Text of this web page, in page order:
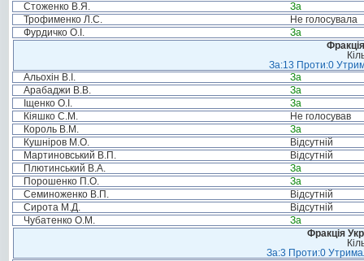
Стоженко В.Я.
За
Трофименко Л.С.
Не голосувала
Фурдичко О.І.
За
За:13 Проти:0
Альохін В.І.
За
Арабаджи В.В.
За
Іщенко О.І.
За
Кіяшко С.М.
Не голосував
Король В.М.
За
Кушніров М.О.
Відсутній
Мартиновський В.П.
Відсутній
Плютинський В.А.
За
Порошенко П.О.
За
Семиноженко В.П.
Відсутній
Сирота М.Д.
Відсутній
Чубатенко О.М.
За
Фракція
За:3 Проти:0